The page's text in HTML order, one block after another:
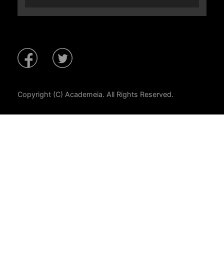
Copyright (C) Academeia. All Rights Reserved.